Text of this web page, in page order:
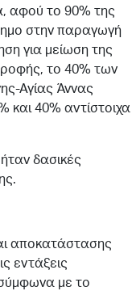
αφού το 90% της
στην παραγωγή
για μείωση της
το 40% των
Αγίας Άννας
40% αντίστοιχα
δασικές
αποκατάστασης
εντάξεις
με το